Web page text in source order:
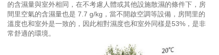
的含濕量與室外相同，在不考慮人體或其他設施散濕的條件下，房
間里空氣的含濕量也是 7.7 g/kg，當不開啟空調等設備，房間里的
溫度也和室外是一致的，因此相對濕度也和室外同樣是53%，是非
常舒適的環境。